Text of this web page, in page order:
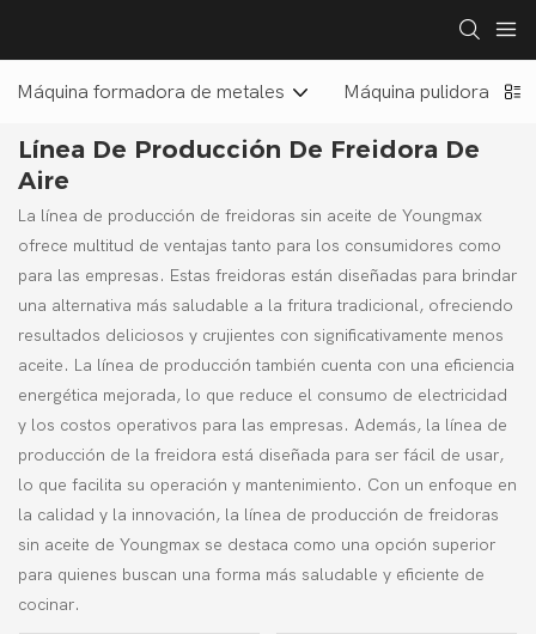
Máquina formadora de metales Máquina pulidora de
Línea De Producción De Freidora De
Aire
La línea de producción de freidoras sin aceite de Youngmax
ofrece multitud de ventajas tanto para los consumidores como
para las empresas. Estas freidoras están diseñadas para brindar
una alternativa más saludable a la fritura tradicional, ofreciendo
resultados deliciosos y crujientes con significativamente menos
aceite. La línea de producción también cuenta con una eficiencia
energética mejorada, lo que reduce el consumo de electricidad
y los costos operativos para las empresas. Además, la línea de
producción de la freidora está diseñada para ser fácil de usar,
lo que facilita su operación y mantenimiento. Con un enfoque en
la calidad y la innovación, la línea de producción de freidoras
sin aceite de Youngmax se destaca como una opción superior
para quienes buscan una forma más saludable y eficiente de
cocinar.